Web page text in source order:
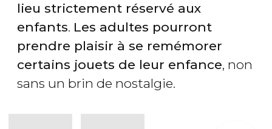
lieu strictement réservé aux
enfants. Les adultes pourront
prendre plaisir à se remémorer
certains jouets de leur enfance, non
sans un brin de nostalgie.